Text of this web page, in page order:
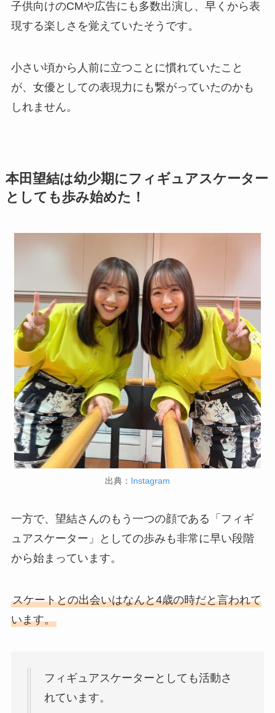
子供向けのCMや広告にも多数出演し、早くから表
現する楽しさを覚えていたそうです。
小さい頃から人前に立つことに慣れていたこと
が、女優としての表現力にも繋がっていたのかも
しれません。
本田望結は幼少期にフィギュアスケーター
としても歩み始めた！
出典： Instagram
一方で、望結さんのもう一つの顔である「フィギ
ュアスケーター」としての歩みも非常に早い段階
から始まっています。
スケートとの出会いはなんと4歳の時だと言われて
います。
フィギュアスケーターとしても活動さ
れています。